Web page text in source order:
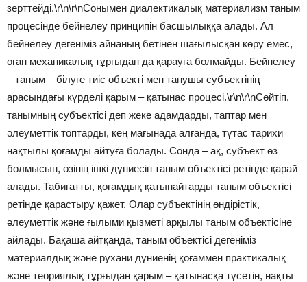
зерттейді.\r\n\r\nСонымен диалектикалық материализм таным
процесінде бейнелеу принципін басшылыққа алады. Ал
бейнелеу дегеніміз айнаның бетінен шағылысқан көру емес,
оған механикалық тұрғыдан да қарауға болмайды. Бейнелеу
– таным – білуге тиіс объекті мен танушы субъектінің
арасындағы күрделі қарым – қатынас процесі.\r\n\r\nСөйтіп,
танымның субъектісі деп жеке адамдарды, таптар мен
әлеуметтік топтарды, кең мағынада алғанда, тұтас тарихи
нақтылы қоғамды айтуға болады. Сонда – ақ, субъект өз
болмысын, өзінің ішкі дүниесін таным объектісі ретінде қарай
алады. Табиғатты, қоғамдық қатынайтарды таным объектісі
ретінде қарастыру қажет. Олар субъектінің өндірістік,
әлеуметтік және ғылыми қызметі арқылы таным объектісіне
айлады. Бақаша айтқанда, таным объектісі дегеніміз
материалдық және рухани дүниенің қоғаммен практикалық
және теориялық тұрғыдан қарым – қатынасқа түсетін, нақты